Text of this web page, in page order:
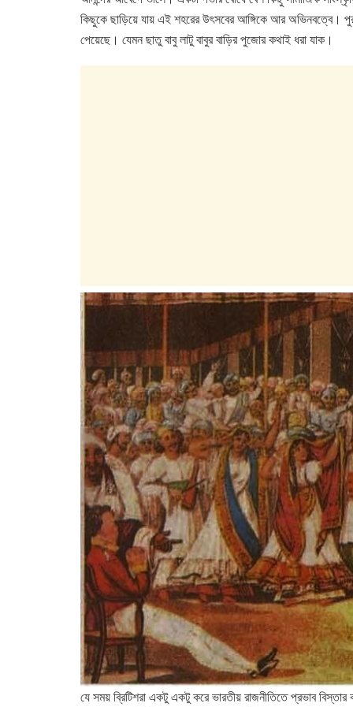
e
b
o
er s
A
p
e
dI
n
কিছুকে ছাড়িয়ে যায় এই শহরের উৎসবের আঙ্গিকে আর অভিনবত্বে।
পেয়েছে। যেমন ছাতু বাবু লাটু বাবুর বাড়ির পুজোর কথাই ধরা যাক।
যে সময় ব্রিটিশরা একটু একটু করে ভারতীয় রাজনীতিতে প্রভাব